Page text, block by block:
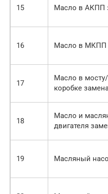
15 Масло в АКПП
16 Масло в МКПП
17
Масло в
коробке
18
Масло и
двигателя
19 Масляный